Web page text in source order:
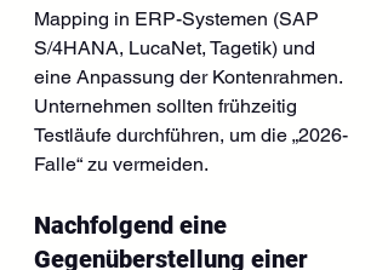
Mapping in ERP-Systemen (SAP
S/4HANA, LucaNet, Tagetik) und
eine Anpassung der Kontenrahmen.
Unternehmen sollten frühzeitig
Testläufe durchführen, um die „2026-
Falle“ zu vermeiden.
Nachfolgend eine
Gegenüberstellung einer